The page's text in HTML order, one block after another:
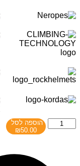
כמות
של
הוספה לסל
₪50.00